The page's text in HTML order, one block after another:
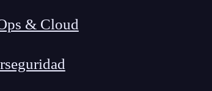
& Cloud
Gómez Salgado
Home